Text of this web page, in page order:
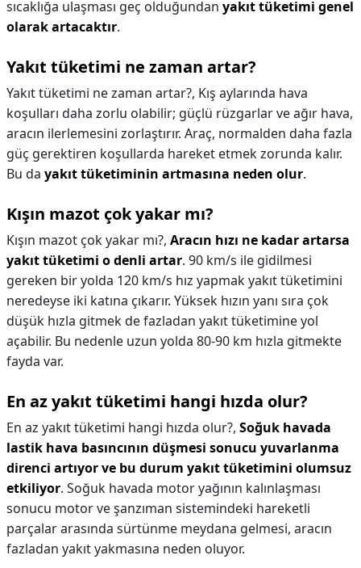
sıcaklığa ulaşması geç olduğundan yakıt tüketimi genel
olarak artacaktır.
Yakıt tüketimi ne zaman artar?
Yakıt tüketimi ne zaman artar?, Kış aylarında hava
koşulları daha zorlu olabilir; güçlü rüzgarlar ve ağır hava,
aracın ilerlemesini zorlaştırır. Araç, normalden daha fazla
güç gerektiren koşullarda hareket etmek zorunda kalır.
Bu da yakıt tüketiminin artmasına neden olur.
Kışın mazot çok yakar mı?
Kışın mazot çok yakar mı?, Aracın hızı ne kadar artarsa
yakıt tüketimi o denli artar. 90 km/s ile gidilmesi
gereken bir yolda 120 km/s hız yapmak yakıt tüketimini
neredeyse iki katına çıkarır. Yüksek hızın yanı sıra çok
düşük hızla gitmek de fazladan yakıt tüketimine yol
açabilir. Bu nedenle uzun yolda 80-90 km hızla gitmekte
fayda var.
En az yakıt tüketimi hangi hızda olur?
En az yakıt tüketimi hangi hızda olur?, Soğuk havada
lastik hava basıncının düşmesi sonucu yuvarlanma
direnci artıyor ve bu durum yakıt tüketimini olumsuz
etkiliyor. Soğuk havada motor yağının kalınlaşması
sonucu motor ve şanzıman sistemindeki hareketli
parçalar arasında sürtünme meydana gelmesi, aracın
fazladan yakıt yakmasına neden oluyor.